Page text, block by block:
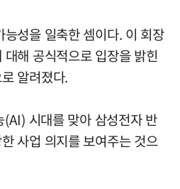
성을 일축한 셈이다. 이 회장
해 공식적으로 입장을 밝힌
알려졌다.
시대를 맞아 삼성전자 반
사업 의지를 보여주는 것으